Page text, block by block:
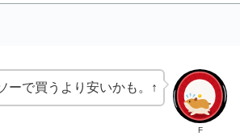
F
ーで買うより安いかも。↑